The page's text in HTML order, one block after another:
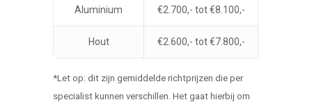
Aluminium €2.700,- tot €8.100,-
Hout €2.600,- tot €7.800,-
*Let op: dit zijn gemiddelde richtprijzen die per
specialist kunnen verschillen. Het gaat hierbij om